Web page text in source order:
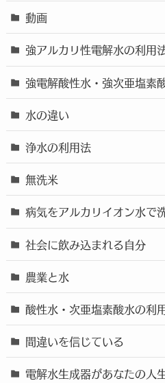
動画
強アルカリ性電解水の利用
強電解酸性水・強次亜塩素
水の違い
浄水の利用法
無洗米
病気をアルカリイオン水で
社会に飲み込まれる自分
農業と水
酸性水・次亜塩素酸水の利
間違いを信じている
電解水生成器があなたの人